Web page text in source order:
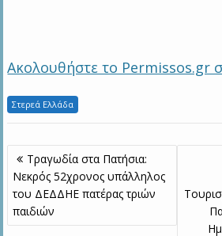
Ακολουθήστε το Permissos.gr
Στερεά Ελλάδα
Πλοήγηση
άρθρων
Τραγωδία στα Πατήσια:
Νεκρός 52χρονος υπάλληλος
του ΔΕΔΔΗΕ πατέρας τριών
παιδιών